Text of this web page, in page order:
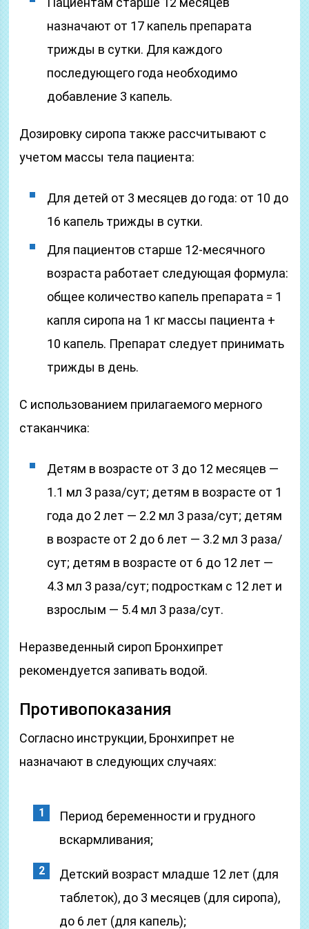
назначают от 17 капель препарата
трижды в сутки. Для каждого
последующего года необходимо
добавление 3 капель.
Дозировку сиропа также рассчитывают с
учетом массы тела пациента:
Для детей от 3 месяцев до года: от 10 до
16 капель трижды в сутки.
Для пациентов старше 12-месячного
возраста работает следующая формула:
общее количество капель препарата = 1
капля сиропа на 1 кг массы пациента +
10 капель. Препарат следует принимать
трижды в день.
С использованием прилагаемого мерного
стаканчика:
Детям в возрасте от 3 до 12 месяцев —
1.1 мл 3 раза/сут; детям в возрасте от 1
года до 2 лет — 2.2 мл 3 раза/сут; детям
в возрасте от 2 до 6 лет — 3.2 мл 3 раза/
сут; детям в возрасте от 6 до 12 лет —
4.3 мл 3 раза/сут; подросткам с 12 лет и
взрослым — 5.4 мл 3 раза/сут.
Неразведенный сироп Бронхипрет
рекомендуется запивать водой.
Противопоказания
Согласно инструкции, Бронхипрет не
назначают в следующих случаях:
Период беременности и грудного
вскармливания;
Детский возраст младше 12 лет (для
таблеток), до 3 месяцев (для сиропа),
до 6 лет (для капель);